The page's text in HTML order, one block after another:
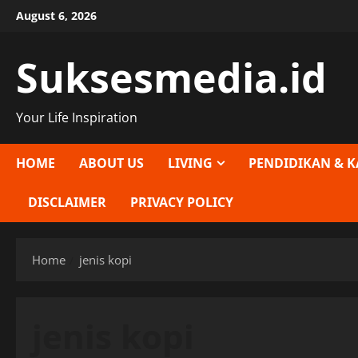
SkipAugust 6, 2026
Suksesmedia.id
Your Life Inspiration
HOME ABOUT US LIVING PENDIDIKAN &
DISCLAIMER PRIVACY POLICY
Home jenis kopi